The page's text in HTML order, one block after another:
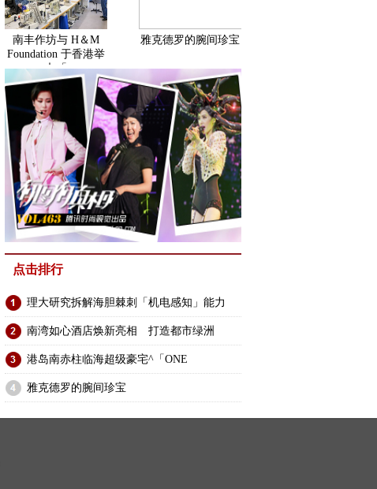
南丰作坊与 H＆M
Foundation 于香港举
办「
雅克德罗的腕间珍宝
点击排行
理大研究拆解海胆棘刺「机电感知」能力
南湾如心酒店焕新亮相 打造都市绿洲
港岛南赤柱临海超级豪宅^「ONE
STANLEY」
雅克德罗的腕间珍宝